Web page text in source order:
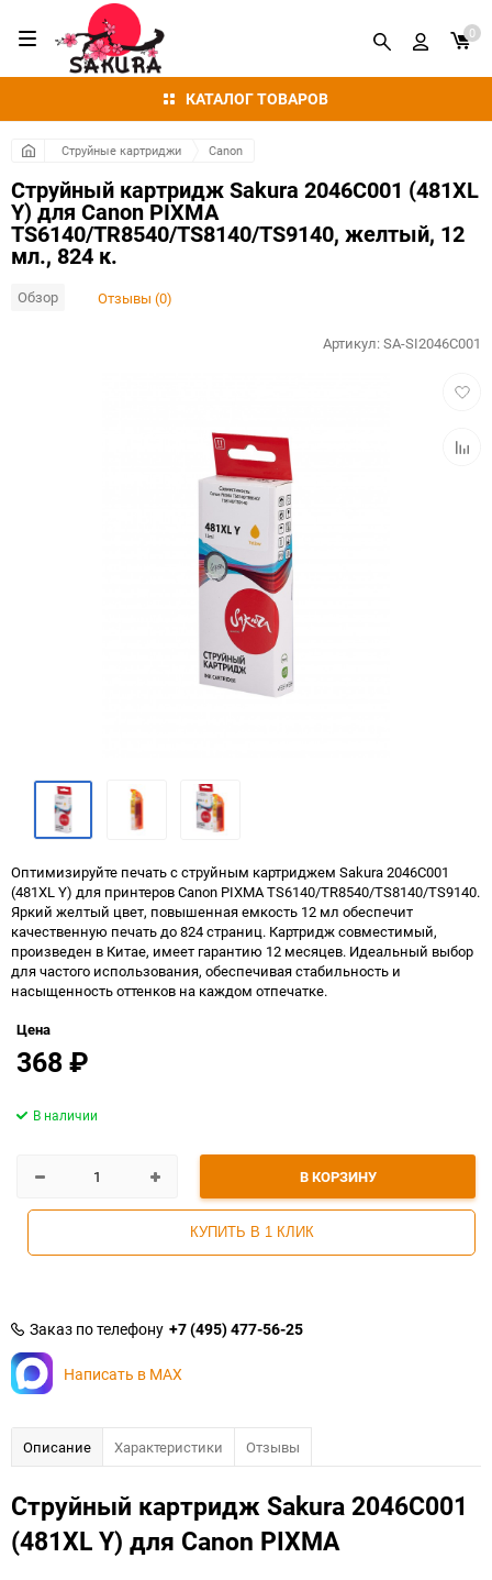
КАТАЛОГ ТОВАРОВ
0
Струйные картриджи Canon
Струйный картридж Sakura 2046C001 (481XL
Y) для Canon PIXMA
TS6140/TR8540/TS8140/TS9140, желтый, 12
мл., 824 к.
Обзор Отзывы (0)
Артикул:SA-SI2046C001
Оптимизируйте печать с струйным картриджем Sakura 2046C001
(481XL Y) для принтеров Canon PIXMA TS6140/TR8540/TS8140/TS9140.
Яркий желтый цвет, повышенная емкость 12 мл обеспечит
качественную печать до 824 страниц. Картридж совместимый,
произведен в Китае, имеет гарантию 12 месяцев. Идеальный выбор
для частого использования, обеспечивая стабильность и
насыщенность оттенков на каждом отпечатке.
Цена
368₽
В КОРЗИНУ
КУПИТЬ В 1 КЛИК
В наличии
Заказ по телефону +7 (495) 477-56-25
Написать в MAX
Описание Характеристики Отзывы
Струйный картридж Sakura 2046C001
(481XL Y) для Canon PIXMA